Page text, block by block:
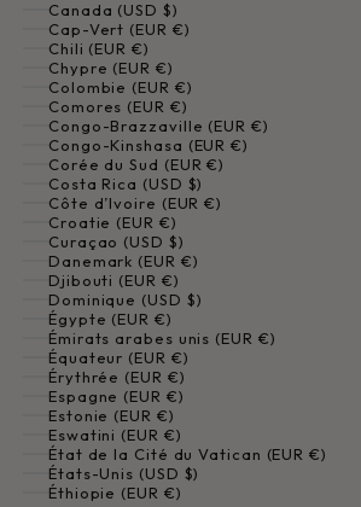
Canada (USD $)
Cap-Vert (EUR €)
Chili (EUR €)
Chypre (EUR €)
Colombie (EUR €)
Comores (EUR €)
Congo-Brazzaville (EUR €)
Congo-Kinshasa (EUR €)
Corée du Sud (EUR €)
Costa Rica (USD $)
Côte d’Ivoire (EUR €)
Croatie (EUR €)
Curaçao (USD $)
Danemark (EUR €)
Djibouti (EUR €)
Dominique (USD $)
Égypte (EUR €)
Émirats arabes unis (EUR €)
Équateur (EUR €)
Érythrée (EUR €)
Espagne (EUR €)
Estonie (EUR €)
Eswatini (EUR €)
État de la Cité du Vatican (EUR €)
États-Unis (USD $)
Éthiopie (EUR €)